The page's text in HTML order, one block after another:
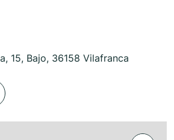
15, Bajo, 36158 Vilafranca